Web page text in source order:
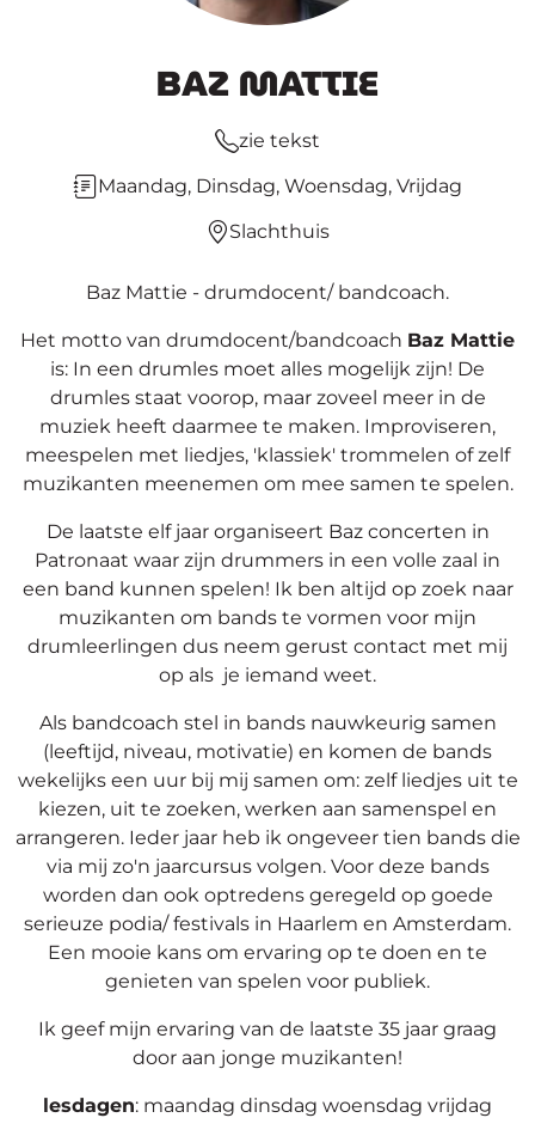
BAZ MATTIE
zie tekst
Maandag, Dinsdag, Woensdag, Vrijdag
Slachthuis
Baz Mattie - drumdocent/ bandcoach.
Het motto van drumdocent/bandcoach Baz Mattie
is: In een drumles moet alles mogelijk zijn! De
drumles staat voorop, maar zoveel meer in de
muziek heeft daarmee te maken. Improviseren,
meespelen met liedjes, 'klassiek' trommelen of zelf
muzikanten meenemen om mee samen te spelen.
De laatste elf jaar organiseert Baz concerten in
Patronaat waar zijn drummers in een volle zaal in
een band kunnen spelen! Ik ben altijd op zoek naar
muzikanten om bands te vormen voor mijn
drumleerlingen dus neem gerust contact met mij
op als je iemand weet.
Als bandcoach stel in bands nauwkeurig samen
(leeftijd, niveau, motivatie) en komen de bands
wekelijks een uur bij mij samen om: zelf liedjes uit te
kiezen, uit te zoeken, werken aan samenspel en
arrangeren. Ieder jaar heb ik ongeveer tien bands die
via mij zo'n jaarcursus volgen. Voor deze bands
worden dan ook optredens geregeld op goede
serieuze podia/ festivals in Haarlem en Amsterdam.
Een mooie kans om ervaring op te doen en te
genieten van spelen voor publiek.
Ik geef mijn ervaring van de laatste 35 jaar graag
door aan jonge muzikanten!
lesdagen: maandag dinsdag woensdag vrijdag